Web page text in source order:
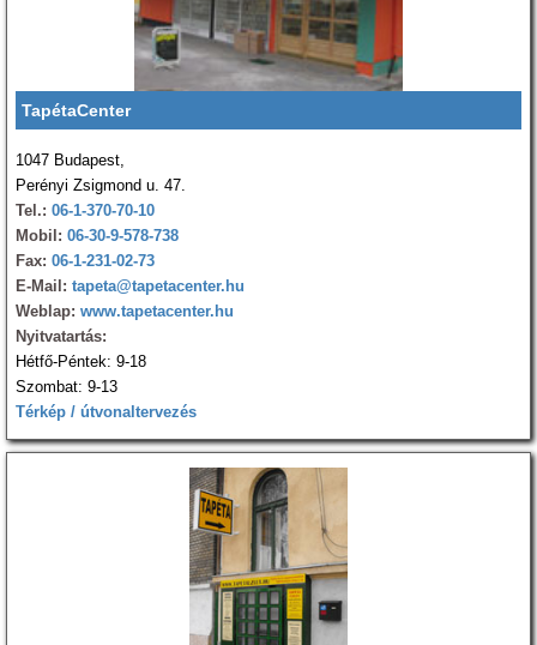
TapétaCenter
1047 Budapest,
Perényi Zsigmond u. 47.
Tel.: 06-1-370-70-10
Mobil: 06-30-9-578-738
Fax: 06-1-231-02-73
E-Mail: tapeta@tapetacenter.hu
Weblap: www.tapetacenter.hu
Nyitvatartás:
Hétfő-Péntek: 9-18
Szombat: 9-13
Térkép / útvonaltervezés